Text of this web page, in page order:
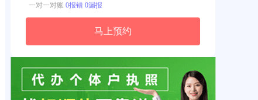
一对一对账 0报错 0漏报
马上预约